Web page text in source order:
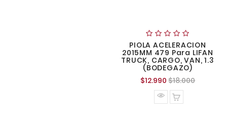
PIOLA ACELERACION
2015MM 479 Para LIFAN
TRUCK, CARGO, VAN, 1.3
(BODEGAZO)
$12.990 Precio
normal
$18.000Precio